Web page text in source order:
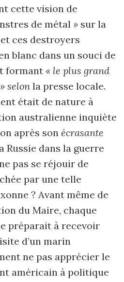
cette vision de
de métal » sur la
ces destroyers
blanc dans un souci de
formant « le plus grand
selon la presse locale.
était de nature à
australienne inquiète
après son écrasante
Russie dans la guerre
pas se réjouir de
par une telle
? Avant même de
du Maire, chaque
préparait à recevoir
d’un marin
ne pas apprécier le
américain à politique